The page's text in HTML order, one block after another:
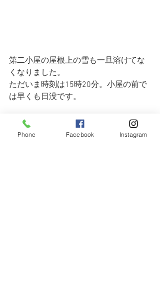
第二小屋の屋根上の雪も一旦溶けてな
くなりました。
ただいま時刻は15時20分。小屋の前で
は早くも日没です。
Phone Facebook Instagram